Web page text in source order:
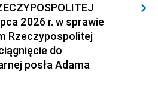
2026 r. w sprawie
Rzeczypospolitej
do
posła Adama